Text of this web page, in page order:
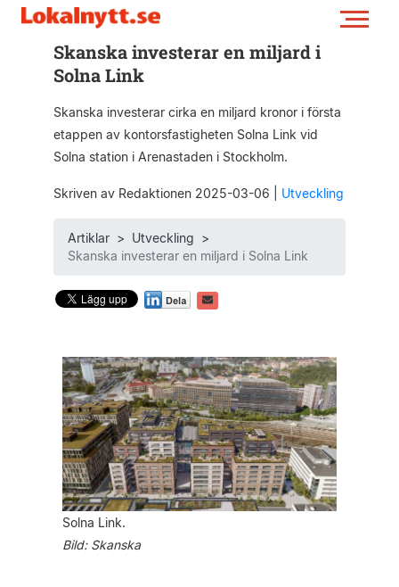
Skanska investerar en miljard i
Solna Link
Skanska investerar cirka en miljard kronor i första
etappen av kontorsfastigheten Solna Link vid
Solna station i Arenastaden i Stockholm.
Skriven av Redaktionen 2025-03-06 Utveckling
Artiklar> Utveckling >
Skanska investerar en miljard i Solna Link
Solna Link.
Bild: Skanska